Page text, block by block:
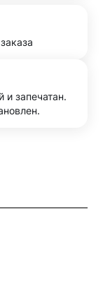
и запечатан.